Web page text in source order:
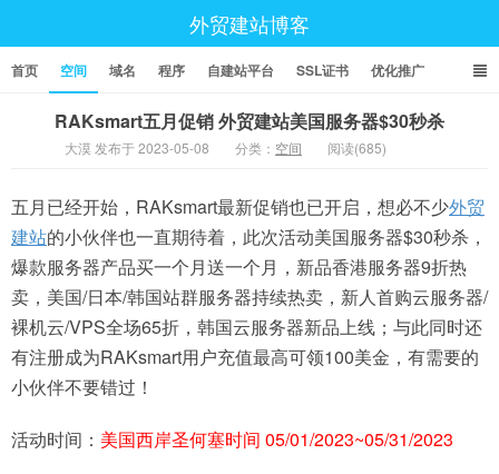
外贸建站博客
首页 空间 域名 程序 自建站平台 SSL证书 优化推广
RAKsmart五月促销 外贸建站美国服务器$30秒杀
大漠 发布于 2023-05-08 分类： 空间 阅读(685)
五月已经开始，RAKsmart最新促销也已开启，想必不少外贸
建站的小伙伴也一直期待着，此次活动美国服务器$30秒杀，
爆款服务器产品买一个月送一个月，新品香港服务器9折热
卖，美国/日本/韩国站群服务器持续热卖，新人首购云服务器/
裸机云/VPS全场65折，韩国云服务器新品上线；与此同时还
有注册成为RAKsmart用户充值最高可领100美金，有需要的
小伙伴不要错过！
活动时间： 美国西岸圣何塞时间 05/01/2023~05/31/2023